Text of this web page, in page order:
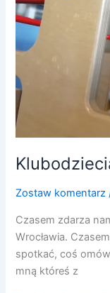
Zostaw komentarz
Czasem zdarza
Wrocławia.
spotkać, coś
mną któreś z